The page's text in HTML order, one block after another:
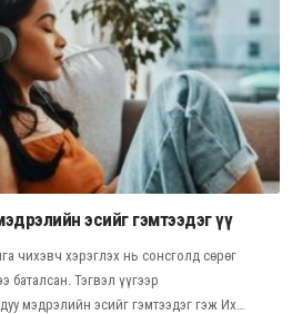
эсийг гэмтээдэг үү
чихэвч хэрэглэх нь сонсголд сөрөг
баталсан. Тэгвэл үүгээр
мэдрэлийн эсийг гэмтээдэг гэж Их…